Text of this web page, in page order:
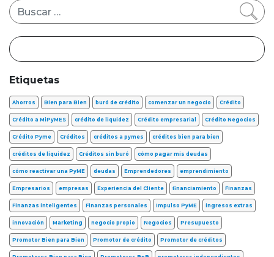
Buscar
Etiquetas
Ahorros Bien para Bien buró de crédito comenzar un negocio Crédito
Crédito a MiPyMES crédito de liquidez Crédito empresarial Crédito Negocios
Crédito Pyme Créditos créditos a pymes créditos bien para bien
créditos de liquidez Créditos sin buró cómo pagar mis deudas
cómo reactivar una PyME deudas Emprendedores emprendimiento
Empresarios empresas Experiencia del Cliente financiamiento Finanzas
Finanzas inteligentes Finanzas personales Impulso PyME ingresos extras
innovación Marketing negocio propio Negocios Presupuesto
Promotor Bien para Bien Promotor de crédito Promotor de créditos